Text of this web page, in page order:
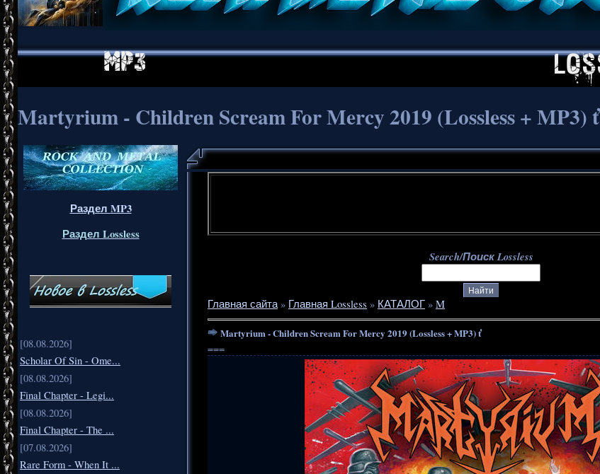
Martyrium - Children Scream For Mercy 2019 (Lossless + MP3) ť
Раздел MP3
Раздел Lossless
[08.08.2026]
Scholar Of Sin - Ome...
[08.08.2026]
Final Chapter - Legi...
[08.08.2026]
Final Chapter - The ...
[07.08.2026]
Rare Form - When It ...
Search/Поиск Lossless
Главная сайта» Главная Lossless » КАТАЛОГ » M
Martyrium - Children Scream For Mercy 2019 (Lossless + MP3) ť
===